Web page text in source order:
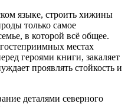
языке, строить хижины
только самое
в которой всё общее.
местах
героями книги, закаляет
проявлять стойкость и
деталями северного